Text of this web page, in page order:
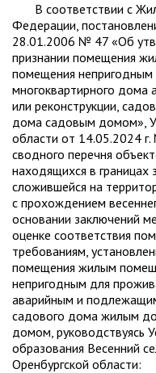
В соответствии с
Федерации,
28.01.2006 № 47 «Об
признании помещения
помещения непригодным
многоквартирного
или реконструкции,
дома садовым домом»,
области от 14.05.2024
сводного перечня
находящихся в границах
сложившейся на
с прохождением
основании заключений
оценке соответствия
требованиям,
помещения жилым
непригодным для
аварийным и
садового дома жилым
домом, руководствуясь
образования Весенний
Оренбургской области: